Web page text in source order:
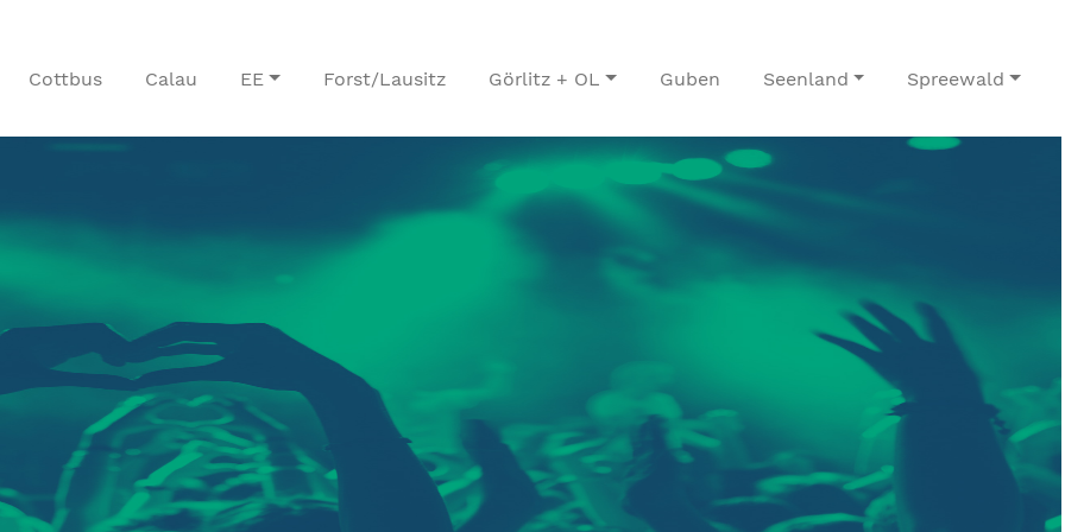
Cottbus Calau EE Forst/Lausitz Görlitz + OL Guben Seenland Spreewald